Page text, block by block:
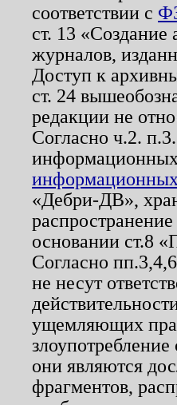
соответствии с
ст. 13
журналов,
Доступ к
ст. 24
редакции не
Согласно ч.2.
«Дебри-ДВ»,
основании ст.8
Согласно
не несут
ущемляющих
они являются
фрагментов,